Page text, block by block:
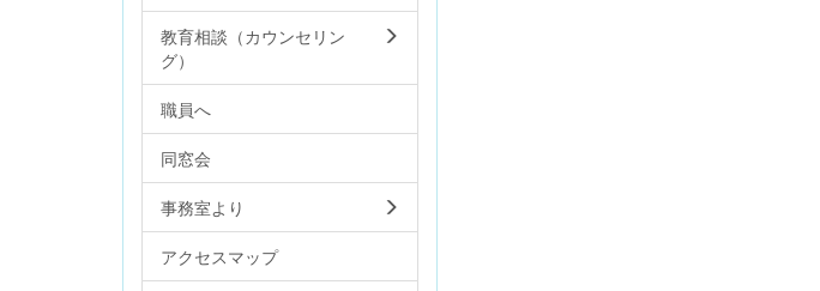
教育相談（カウンセリン
グ）
職員へ
同窓会
事務室より
アクセスマップ